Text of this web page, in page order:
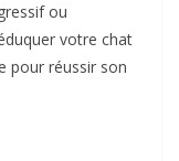
ou
votre chat
pour réussir son